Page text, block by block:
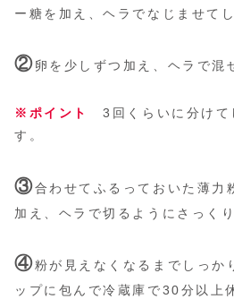
ー糖を加え、ヘラでなじませて
②卵を少しずつ加え、ヘラで混
※ポイント
3回くらいに分けて
す。
③合わせてふるっておいた薄力
加え、ヘラで切るようにさっく
④粉が見えなくなるまでしっか
ップに包んで冷蔵庫で30分以上